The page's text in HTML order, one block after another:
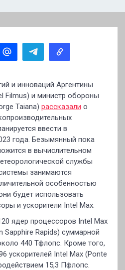
и инноваций Аргентины
Filmus) и министр обороны
Taiana) рассказали о
ввести в
года. Безымянный пока
в вычислительном
службы
занимаются
особенностью
будет использовать
и ускорители Intel Max.
ядер процессоров Intel Max
Sapphire Rapids) суммарной
440 Тфлопс. Кроме того,
ускорителей Intel Max (Ponte
15,3 Пфлопс.